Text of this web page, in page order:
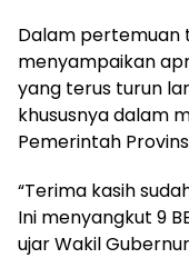
Dalam pertemuan
menyampaikan
yang terus turun
khususnya dalam
Pemerintah
“Terima kasih
Ini menyangkut 9
ujar Wakil